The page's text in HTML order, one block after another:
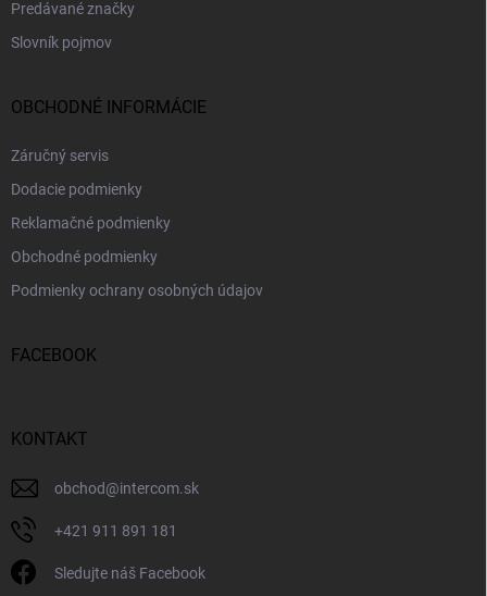
Predávané značky
Slovník pojmov
OBCHODNÉ INFORMÁCIE
Záručný servis
Dodacie podmienky
Reklamačné podmienky
Obchodné podmienky
Podmienky ochrany osobných údajov
FACEBOOK
KONTAKT
obchod@intercom.sk
+421 911 891 181
Sledujte náš Facebook